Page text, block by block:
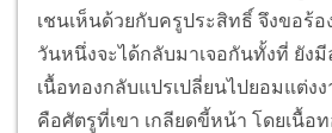
เชนเห็นด้วยกับครูประสิทธิ์ จึงขอร้อ
วันหนึ่งจะได้กลับมาเจอกันทั้งที่ ยัง
เนื้อทองกลับแปรเปลี่ยนไปยอมแต่ง
คือศัตรูที่เขา เกลียดขี้หน้า โดยเนื้อ